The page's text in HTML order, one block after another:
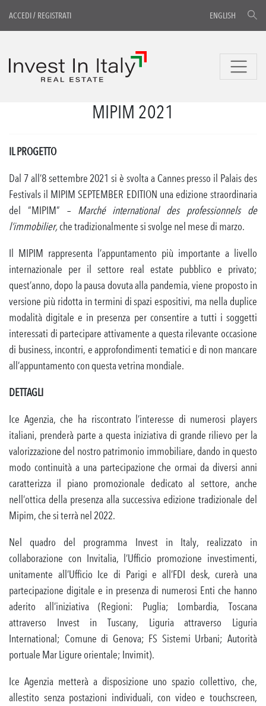
ACCEDI/ REGISTRATI ENGLISH
MIPIM 2021
IL PROGETTO
Dal 7 all’8 settembre 2021 si è svolta a Cannes presso il Palais des
Festivals il MIPIM SEPTEMBER EDITION una edizione straordinaria
del “MIPIM” – Marché international des professionnels de
l’immobilier,che tradizionalmente si svolge nel mese di marzo.
Il MIPIM rappresenta l’appuntamento più importante a livello
internazionale per il settore real estate pubblico e privato;
quest’anno, dopo la pausa dovuta alla pandemia, viene proposto in
versione più ridotta in termini di spazi espositivi, ma nella duplice
modalità digitale e in presenza per consentire a tutti i soggetti
interessati di partecipare attivamente a questa rilevante occasione
di business, incontri, e approfondimenti tematici e di non mancare
all’appuntamento con questa vetrina mondiale.
DETTAGLI
Ice Agenzia, che ha riscontrato l’interesse di numerosi players
italiani, prenderà parte a questa iniziativa di grande rilievo per la
valorizzazione del nostro patrimonio immobiliare, dando in questo
modo continuità a una partecipazione che ormai da diversi anni
caratterizza il piano promozionale dedicato al settore, anche
nell’ottica della presenza alla successiva edizione tradizionale del
Mipim, che si terrà nel 2022.
Nel quadro del programma Invest in Italy, realizzato in
collaborazione con Invitalia, l’Ufficio promozione investimenti,
unitamente all’Ufficio Ice di Parigi e all’FDI desk, curerà una
partecipazione digitale e in presenza di numerosi Enti che hanno
aderito all’iniziativa (Regioni: Puglia; Lombardia, Toscana
attraverso Invest in Tuscany, Liguria attraverso Liguria
International; Comune di Genova; FS Sistemi Urbani; Autorità
portuale Mar Ligure orientale; Invimit).
Ice Agenzia metterà a disposizione uno spazio collettivo, che,
allestito senza postazioni individuali, con video e touchscreen,